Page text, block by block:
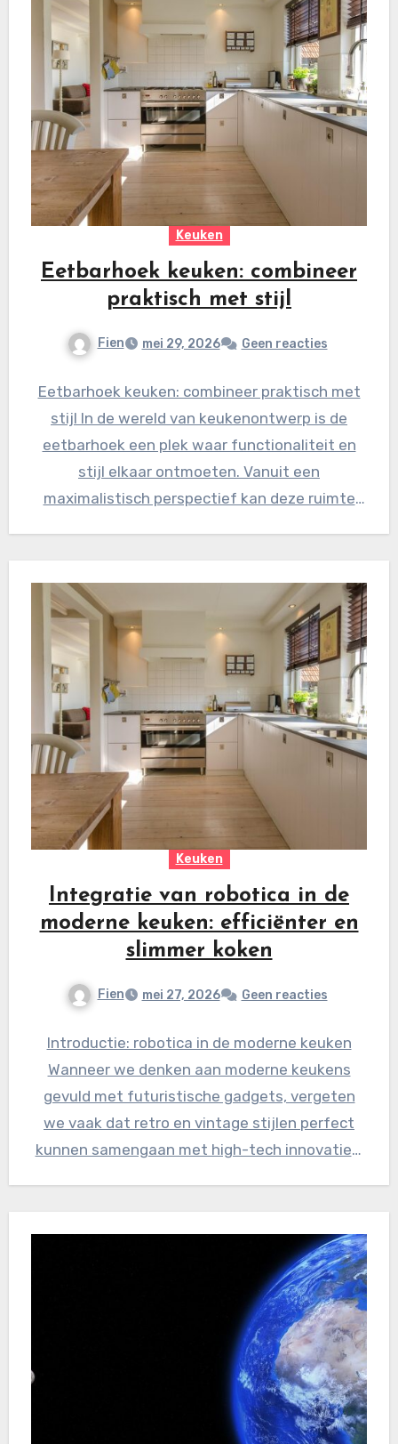
Keuken
Eetbarhoek keuken: combineer
praktisch met stijl
Fien mei 29, 2026 Geen reacties
Eetbarhoek keuken: combineer praktisch met
stijl In de wereld van keukenontwerp is de
eetbarhoek een plek waar functionaliteit en
stijl elkaar ontmoeten. Vanuit een
maximalistisch perspectief kan deze ruimte
Keuken
Integratie van robotica in de
moderne keuken: efficiënter en
slimmer koken
Fien mei 27, 2026 Geen reacties
Introductie: robotica in de moderne keuken
Wanneer we denken aan moderne keukens
gevuld met futuristische gadgets, vergeten
we vaak dat retro en vintage stijlen perfect
kunnen samengaan met high-tech innovaties.